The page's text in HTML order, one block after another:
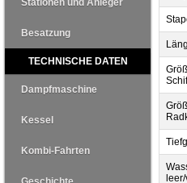
Stationen und Anleger
Besatzung
TECHNISCHE DATEN
Dampfmaschine
Kessel
Kombi-Fahrten